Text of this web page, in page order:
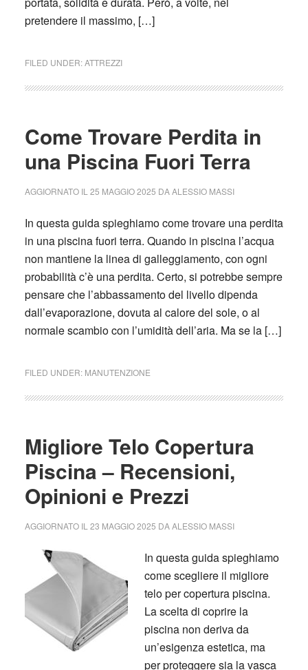
pretendere il massimo, […]
FILED UNDER:ATTREZZI
Come Trovare Perdita in
una Piscina Fuori Terra
AGGIORNATO IL 25 MAGGIO 2025 DAALESSIO MASSI
In questa guida spieghiamo come trovare una perdita
in una piscina fuori terra. Quando in piscina l’acqua
non mantiene la linea di galleggiamento, con ogni
probabilità c’è una perdita. Certo, si potrebbe sempre
pensare che l’abbassamento del livello dipenda
dall’evaporazione, dovuta al calore del sole, o al
normale scambio con l’umidità dell’aria. Ma se la […]
FILED UNDER: MANUTENZIONE
Migliore Telo Copertura
Piscina – Recensioni,
Opinioni e Prezzi
AGGIORNATO IL 23 MAGGIO 2025 DAALESSIO MASSI
In questa guida spieghiamo
come scegliere il migliore
telo per copertura piscina.
La scelta di coprire la
piscina non deriva da
un’esigenza estetica, ma
per proteggere sia la vasca